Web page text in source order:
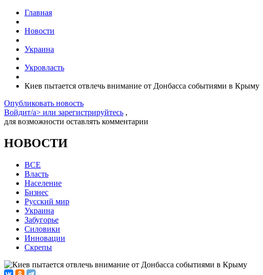
Главная
Новости
Украина
Укровласть
Киев пытается отвлечь внимание от Донбасса событиями в Крыму
Опубликовать новость
Войдит/a> или зарегистрируйтесь ,
для возможности оставлять комментарии
НОВОСТИ
ВСЕ
Власть
Население
Бизнес
Русский мир
Украина
Забугорье
Силовики
Инновации
Скрепы